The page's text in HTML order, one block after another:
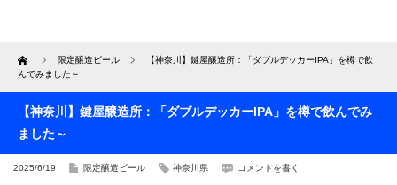
Home 限定醸造ビール
【神奈川】鍵屋醸造所：「ダブルデッカーIPA」を樽で飲
んでみました～
【神奈川】鍵屋醸造所：「ダブルデッカーIPA」を樽で飲んでみ
ました～
2025/6/19 限定醸造ビール 神奈川県 コメントを書く